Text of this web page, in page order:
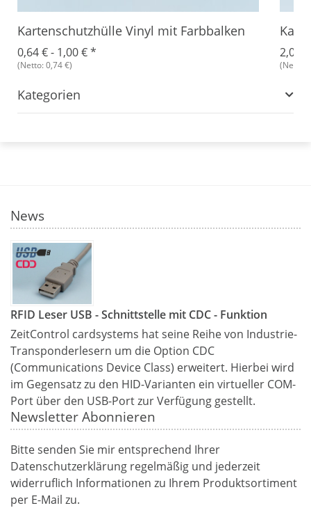
Kartenschutzhülle Vinyl mit Farbbalken
0,64 € - 1,00 €*
(Netto: 0,74 €)
2,06
(Netto:
Kategorien
News
RFID Leser USB - Schnittstelle mit CDC - Funktion
ZeitControl cardsystems hat seine Reihe von Industrie-
Transponderlesern um die Option CDC
(Communications Device Class) erweitert. Hierbei wird
im Gegensatz zu den HID-Varianten ein virtueller COM-
Port über den USB-Port zur Verfügung gestellt.
Newsletter Abonnieren
Bitte senden Sie mir entsprechend Ihrer
Datenschutzerklärung regelmäßig und jederzeit
widerruflich Informationen zu Ihrem Produktsortiment
per E-Mail zu.